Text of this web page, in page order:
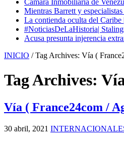
Mientras Barrett y
La contienda oculta del Caribe
#NoticiasDeLaHistoria|
Acusa presunta injerencia
INICIO / Tag Archives: Vía (
Tag Archives:
Vía ( France24com /
30 abril, 2021